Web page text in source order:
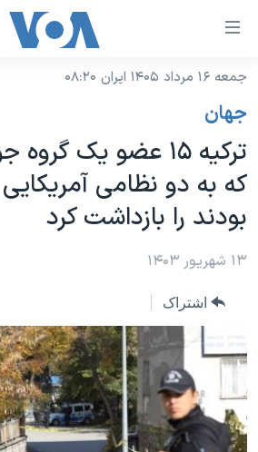
لینکهای
دسترسی
جهش
محتوای
اصلی
جهش
صفحه
جهش
جستجو
نسخه سبک وب‌سایت
موضوع ها
ایران
آمریکا
جهان
ورزشی
گزیده‌ها
ویژه برنامه‌ها
ویدیوها
فرهنگ و زندگی
برنامه های تلویزیونی
جدول برنامه ها
صفحه‌های ویژه
جام جهانی ۲۰۲۶
عملیات خشم حماسی
۲۵۰سالگی آمریکا
بایگانی برنامه‌های تلویزیونی
مستندها
فرکانس‌های صدای آمریکا
پخش رادیویی
یادگیری زبان انگلیسی
دنبال کنید
جمعه ۱۶ مرداد ۱۴۰۵ ایران ۰۸:۲۰
جهان
ترکیه ۱۵ عضو یک
که به دو نظامی
بودند را بازداشت کرد
۱۳ شهریور ۱۴۰۳
اشتراک